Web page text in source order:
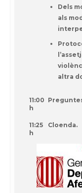
Dels
als
altra
11:00
h
11:25
h
Cloenda.